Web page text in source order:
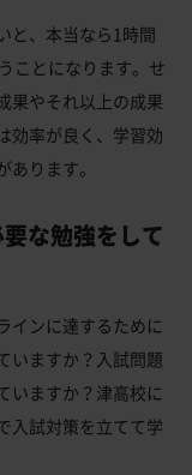
と、本当なら1時間
ことになります。せ
果やそれ以上の成果
効率が良く、学習効
ります。
な勉強をして
インに達するために
いますか？入試問題
いますか？津高校に
入試対策を立てて学